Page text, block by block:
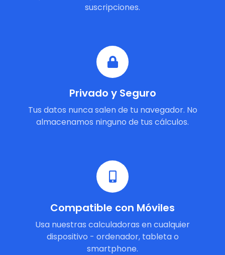
suscripciones.
Privado y Seguro
Tus datos nunca salen de tu navegador. No
almacenamos ninguno de tus cálculos.
Compatible con Móviles
Usa nuestras calculadoras en cualquier
dispositivo - ordenador, tableta o
smartphone.